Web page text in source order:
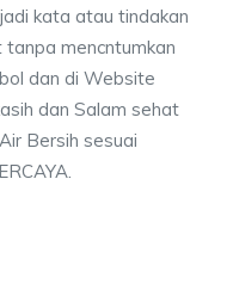
kata atau tindakan
mencntumkan
dan di Website
dan Salam sehat
Bersih sesuai